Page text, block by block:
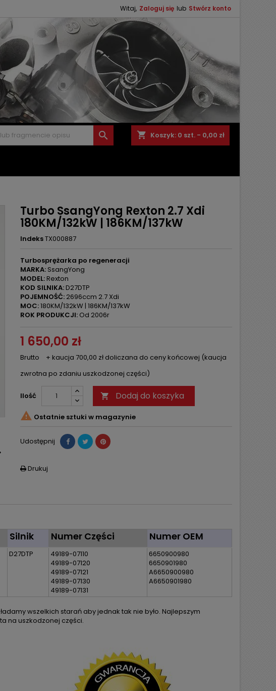
Witaj, Zaloguj się lub Stwórz konto
shopping_cart Koszyk: 0 szt. - 0,00 zł

Turbo SsangYong Rexton 2.7 Xdi
180KM/132kW | 186KM/137kW
IndeksTX000887
Turbosprężarka po regeneracji
MARKA: SsangYong
MODEL:Rexton
KOD SILNIKA:D27DTP
POJEMNOŚĆ: 2696ccm 2.7 Xdi
MOC:180KM/132kW | 186KM/137kW
ROK PRODUKCJI: Od 2006r
1 650,00 zł
Brutto
+ kaucja 700,00 zł doliczana do ceny końcowej (kaucja
zwrotna po zdaniu uszkodzonej części)
Ilość  Dodaj do koszyka
 Ostatnie sztuki w magazynie
Udostępnij
 Drukuj
Silnik Numer Części Numer OEM
D27DTP
49189-07110
49189-07120
49189-07121
49189-07130
49189-07131
6650900980
6650901980
A6650900980
A6650901980
wszelkich starań aby jednak tak nie było. Najlepszym
na uszkodzonej części.